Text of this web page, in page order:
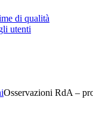
di qualità
utenti
Osservazioni RdA –